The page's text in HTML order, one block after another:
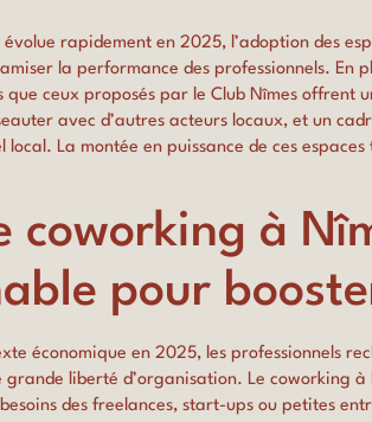
rapidement en 2025, l’adoption des
la performance des professionnels. En
que ceux proposés par le Club Nîmes
avec d’autres acteurs locaux, et un
local. La montée en puissance de ces
coworking à
pour
économique en 2025, les professionnels
liberté d’organisation. Le coworking
des freelances, start-ups ou petites